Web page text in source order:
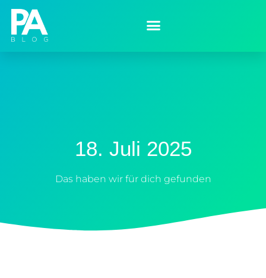
18. Juli 2025
Das haben wir für dich gefunden